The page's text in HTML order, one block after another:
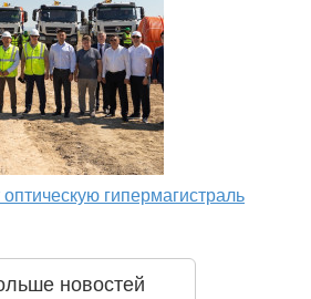
гипермагистраль
новостей